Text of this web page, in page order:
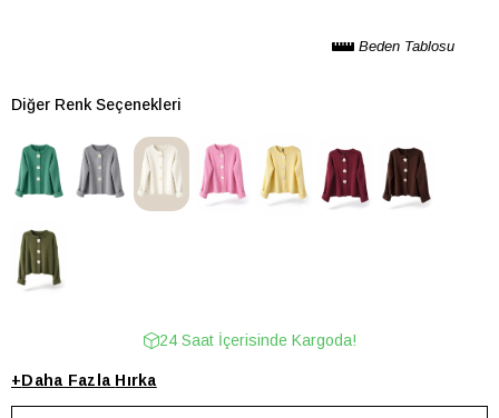
Beden Tablosu
Diğer Renk Seçenekleri
24 Saat İçerisinde Kargoda!
+Daha Fazla Hırka